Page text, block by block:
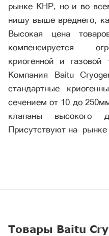
рынке КНР, но и во
нишу выше вреднего,
Высокая цена
компенсируется
криогенной и газовой
Компания Baitu
стандартные
сечением от 10 до
клапаны высокого
Присутствуют на рынке
Товары Baitu